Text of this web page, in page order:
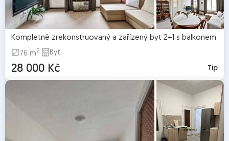
Kompletně zrekonstruovaný a zařízený byt 2+1 s balkonem
76 m2 Byt
28 000 Kč Tip